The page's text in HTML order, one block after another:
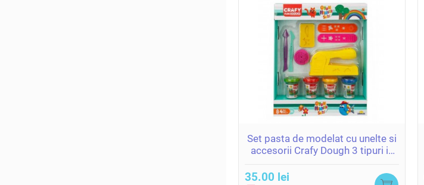
Set pasta de modelat cu unelte si
accesorii Crafy Dough 3 tipuri in
35.00 lei